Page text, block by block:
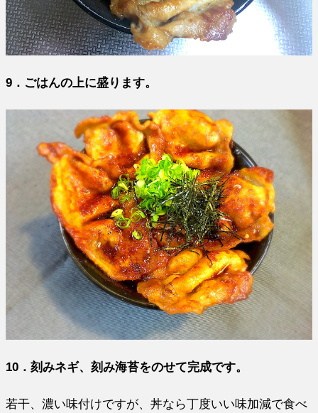
9．ごはんの上に盛ります。
10．刻みネギ、刻み海苔をのせて完成です。
若干、濃い味付けですが、丼なら丁度いい味加減で食べ